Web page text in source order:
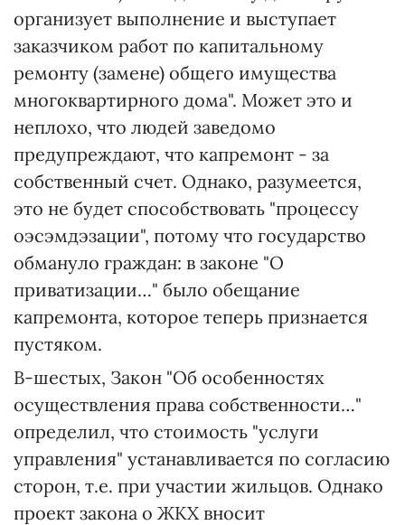
организует выполнение и выступает
заказчиком работ по капитальному
ремонту (замене) общего имущества
многоквартирного дома". Может это и
неплохо, что людей заведомо
предупреждают, что капремонт - за
собственный счет. Однако, разумеется,
это не будет способствовать "процессу
оэсэмдэзации", потому что государство
обмануло граждан: в законе "О
приватизации…" было обещание
капремонта, которое теперь признается
пустяком.
В-шестых, Закон "Об особенностях
осуществления права собственности…"
определил, что стоимость "услуги
управления" устанавливается по согласию
сторон, т.е. при участии жильцов. Однако
проект закона о ЖКХ вносит